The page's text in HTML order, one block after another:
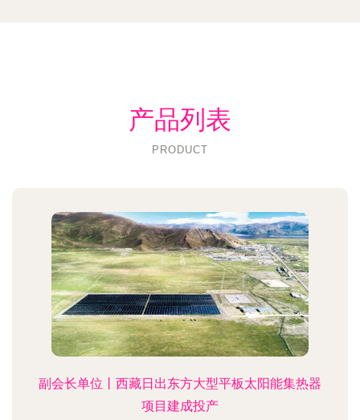
产品列表
PRODUCT
副会长单位丨西藏日出东方大型平板太阳能集热器
项目建成投产